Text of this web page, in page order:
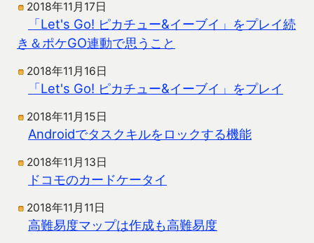
2018年11月17日
「Let's Go! ピカチュー&イーブイ」をプレイ続
き＆ポケGO連動で思うこと
2018年11月16日
「Let's Go! ピカチュー&イーブイ」をプレイ
2018年11月15日
Androidでタスクキルをロックする機能
2018年11月13日
ドコモのカードケータイ
2018年11月11日
高難易度マップは作成も高難易度